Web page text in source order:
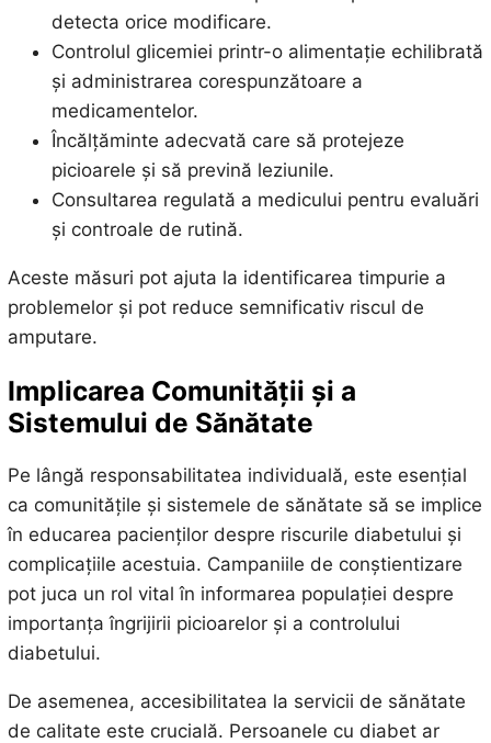
detecta orice modificare.
Controlul glicemiei printr-o alimentație echilibrată
și administrarea corespunzătoare a
medicamentelor.
Încălțăminte adecvată care să protejeze
picioarele și să prevină leziunile.
Consultarea regulată a medicului pentru evaluări
și controale de rutină.
Aceste măsuri pot ajuta la identificarea timpurie a
problemelor și pot reduce semnificativ riscul de
amputare.
Implicarea Comunității și a
Sistemului de Sănătate
Pe lângă responsabilitatea individuală, este esențial
ca comunitățile și sistemele de sănătate să se implice
în educarea pacienților despre riscurile diabetului și
complicațiile acestuia. Campaniile de conștientizare
pot juca un rol vital în informarea populației despre
importanța îngrijirii picioarelor și a controlului
diabetului.
De asemenea, accesibilitatea la servicii de sănătate
de calitate este crucială. Persoanele cu diabet ar